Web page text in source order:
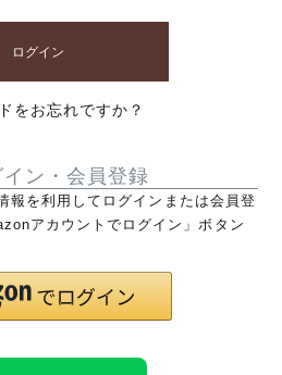
ログイン
をお忘れですか？
ン・会員登録
を利用してログインまたは会員登
アカウントでログイン」ボタン